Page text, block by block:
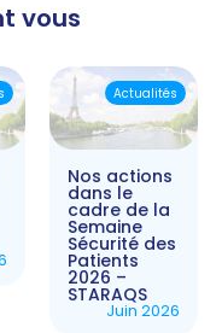
vous
Nos actions
dans le
cadre de la
Semaine
Sécurité des
Patients
2026 –
STARAQS
Juin 2026
Actualités